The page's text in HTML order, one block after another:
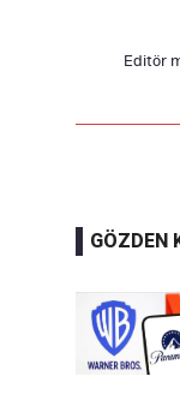
Editör
GÖZDEN